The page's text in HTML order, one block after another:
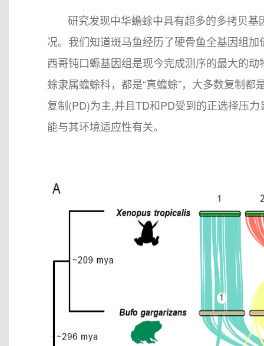
研究发现中华蟾蜍中具有超多的多拷贝基
况。我们知道斑马鱼经历了硬骨鱼全基因组
西哥钝口螈基因组是现今完成测序的最大的
蜍隶属蟾蜍科，都是“真蟾蜍”，大多数复制
复制(PD)为主,并且TD和PD受到的正选择压
能与其环境适应性有关。